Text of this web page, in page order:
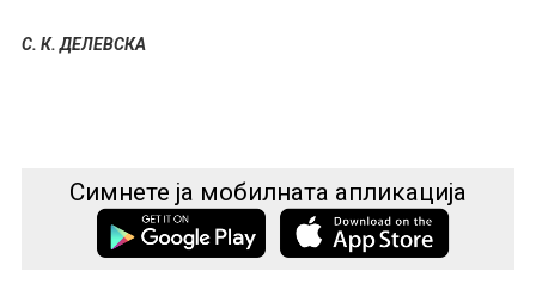
С. К. ДЕЛЕВСКА
Симнете ја мобилната апликација